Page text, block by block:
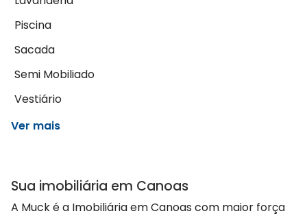
Piscina
Sacada
Semi Mobiliado
Vestiário
Ver mais
Sua imobiliária em Canoas
A Muck é a Imobiliária em Canoas com maior força